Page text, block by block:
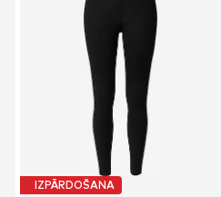
IZPĀRDOŠANA